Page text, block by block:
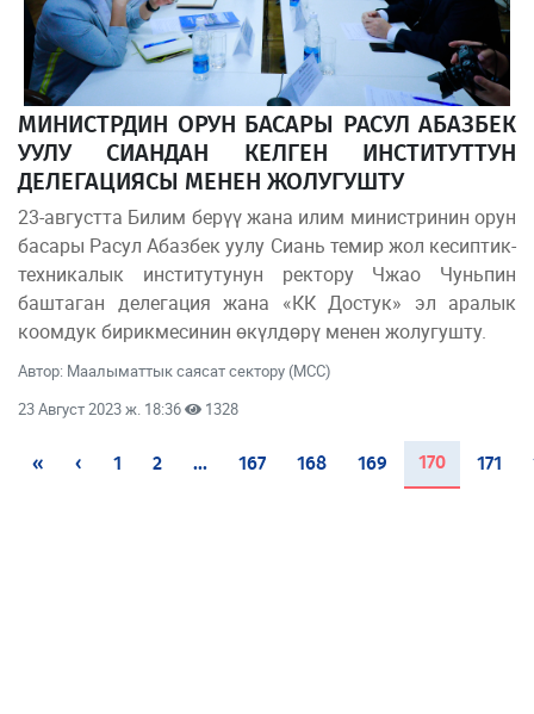
МИНИСТРДИН ОРУН БАСАРЫ РАСУЛ АБАЗБЕК
УУЛУ СИАНДАН КЕЛГЕН ИНСТИТУТТУН
ДЕЛЕГАЦИЯСЫ МЕНЕН ЖОЛУГУШТУ
23-августта Билим берүү жана илим министринин орун
басары Расул Абазбек уулу Сиань темир жол кесиптик-
техникалык институтунун ректору Чжао Чуньпин
баштаган делегация жана «КК Достук» эл аралык
коомдук бирикмесинин өкүлдөрү менен жолугушту.
Автор: Маалыматтык саясат сектору (МСС)
23 Август 2023 ж. 18:36
1328
« ‹ 1 2 ... 167 168 169 170(current)
171